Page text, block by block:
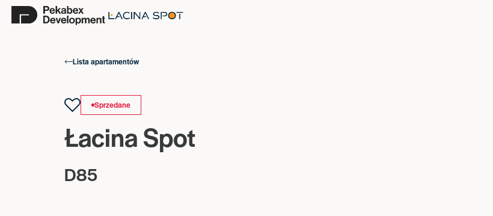
Lista apartamentów
Sprzedane
Łacina Spot
D85